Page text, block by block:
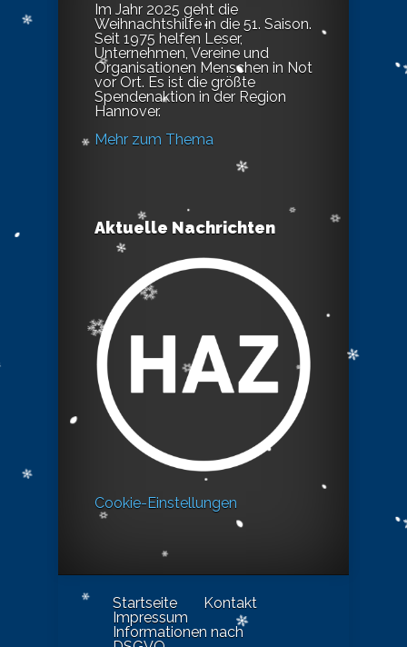
Im Jahr 2025 geht die
Weihnachtshilfe in die 51. Saison.
Seit 1975 helfen Leser,
Unternehmen, Vereine und
Organisationen Menschen in Not
vor Ort. Es ist die größte
Spendenaktion in der Region
Hannover.
Mehr zum Thema
Aktuelle Nachrichten
Cookie-Einstellungen
Startseite
Kontakt
Impressum
Informationen nach